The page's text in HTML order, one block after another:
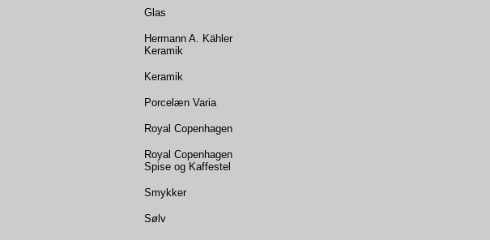
Glas
Hermann A. Kähler
Keramik
Keramik
Porcelæn Varia
Royal Copenhagen
Royal Copenhagen
Spise og Kaffestel
Smykker
Sølv